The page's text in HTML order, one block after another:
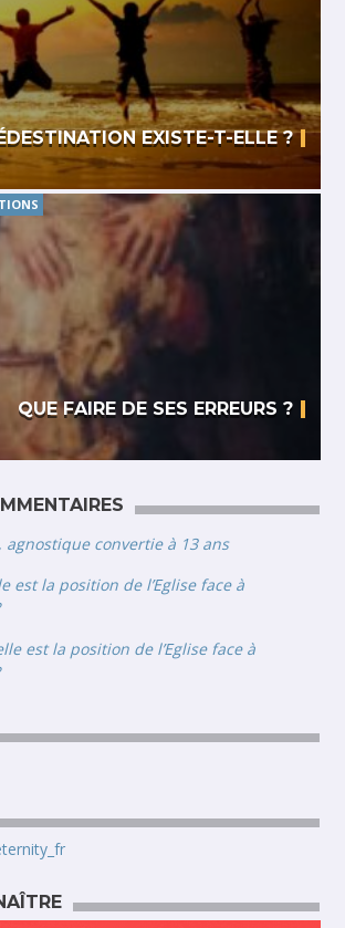
EXISTE-T-ELLE ?
QUE FAIRE DE SES ERREURS ?
agnostique convertie à 13 ans
est la position de l’Eglise face à
est la position de l’Eglise face à